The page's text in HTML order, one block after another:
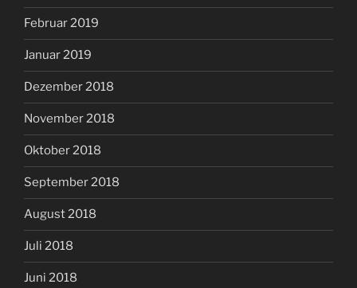
Februar 2019
Januar 2019
Dezember 2018
November 2018
Oktober 2018
September 2018
August 2018
Juli 2018
Juni 2018